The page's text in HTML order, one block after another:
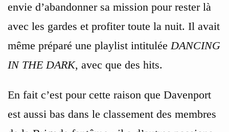
envie d’abandonner sa mission pour rester là
avec les gardes et profiter toute la nuit. Il avait
même préparé une playlist intituléeDANCING
IN THE DARK, avec que des hits.
En fait c’est pour cette raison que Davenport
est aussi bas dans le classement des membres